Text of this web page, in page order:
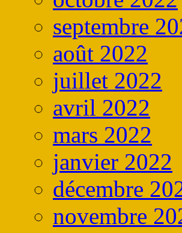
septembre
août 2022
juillet 2022
avril 2022
mars 2022
janvier 2022
décembre
novembre